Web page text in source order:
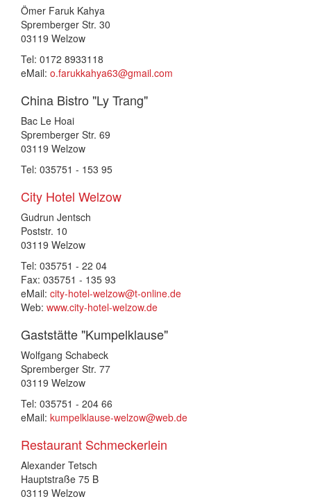
Ömer Faruk Kahya
Spremberger Str. 30
03119 Welzow
Tel: 0172 8933118
eMail: o.farukkahya63@gmail.com
China Bistro "Ly Trang"
Bac Le Hoai
Spremberger Str. 69
03119 Welzow
Tel: 035751 - 153 95
City Hotel Welzow
Gudrun Jentsch
Poststr. 10
03119 Welzow
Tel: 035751 - 22 04
Fax: 035751 - 135 93
eMail: city-hotel-welzow@t-online.de
Web: www.city-hotel-welzow.de
Gaststätte "Kumpelklause"
Wolfgang Schabeck
Spremberger Str. 77
03119 Welzow
Tel: 035751 - 204 66
eMail: kumpelklause-welzow@web.de
Restaurant Schmeckerlein
Alexander Tetsch
Hauptstraße 75 B
03119 Welzow